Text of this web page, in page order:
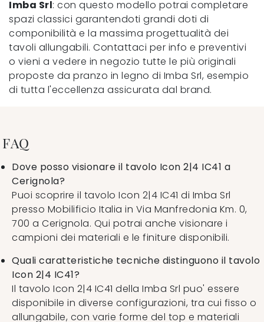
Imba Srl: con questo modello potrai completare
spazi classici garantendoti grandi doti di
componibilità e la massima progettualità dei
tavoli allungabili. Contattaci per info e preventivi
o vieni a vedere in negozio tutte le più originali
proposte da pranzo in legno di Imba Srl, esempio
di tutta l'eccellenza assicurata dal brand.
FAQ
Dove posso visionare il tavolo Icon 2|4 IC41 a
Cerignola?
Puoi scoprire il tavolo Icon 2|4 IC41 di Imba Srl
presso Mobilificio Italia in Via Manfredonia Km. 0,
700 a Cerignola. Qui potrai anche visionare i
campioni dei materiali e le finiture disponibili.
Quali caratteristiche tecniche distinguono il tavolo
Icon 2|4 IC41?
Il tavolo Icon 2|4 IC41 della Imba Srl puo' essere
disponibile in diverse configurazioni, tra cui fisso o
allungabile, con varie forme del top e materiali